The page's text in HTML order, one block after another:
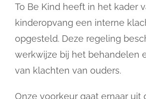
To Be Kind heeft in het kader
kinderopvang een interne
opgesteld. Deze regeling
werkwijze bij het behandelen
van klachten van ouders.
Onze voorkeur gaat ernaar uit